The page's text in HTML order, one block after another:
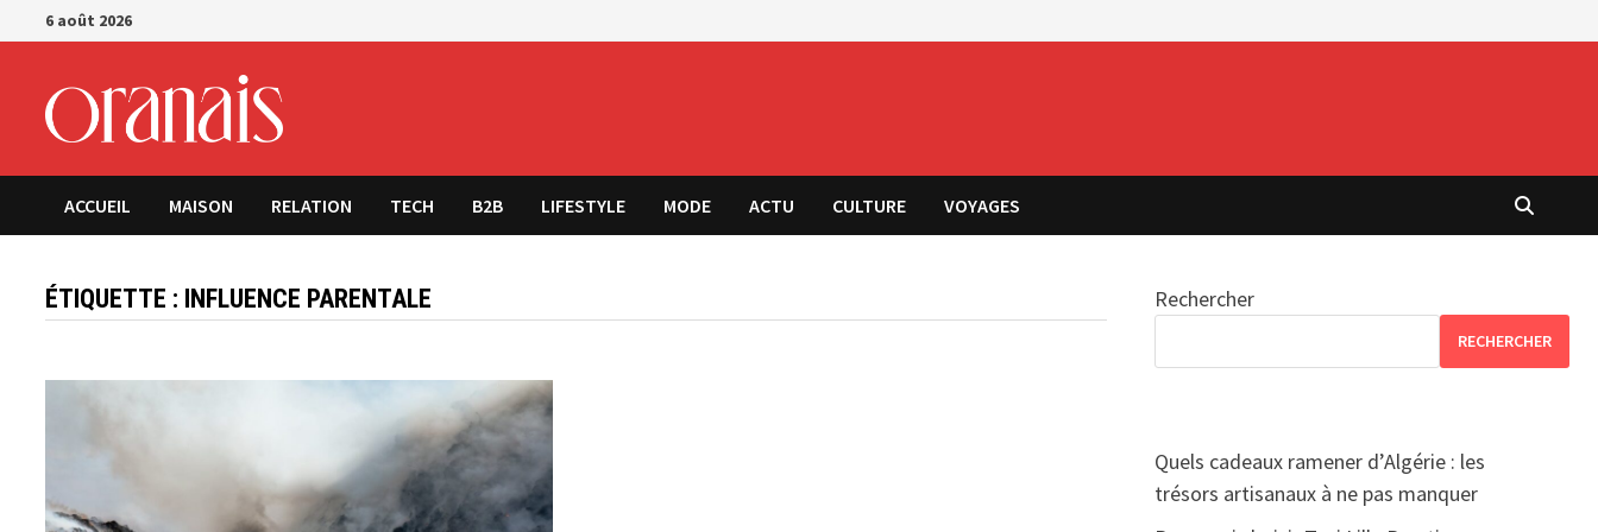
Passer
au
6 août 2026
ACCUEIL MAISON RELATION TECH B2B LIFESTYLE MODE ACTU CULTURE VOYAGES
ÉTIQUETTE : INFLUENCE PARENTALE Rechercher
RECHERCHER
Quels cadeaux ramener d’Algérie : les
trésors artisanaux à ne pas manquer